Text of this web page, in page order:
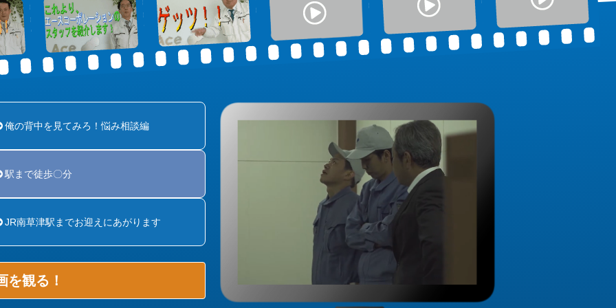
俺の背中を見てみろ！悩み相談編
駅まで徒歩〇分
JR南草津駅までお迎えにあがります
を観る！